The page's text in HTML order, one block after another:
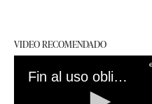
VIDEO RECOMENDADO
Fin al uso obligatorio de mascarilla en Perú: desde cuándo, en qué lugares y qué se sabe sobre esta medida